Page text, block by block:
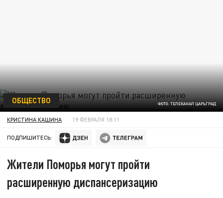
ФОТО: ТЕЛЕКАНАЛ ЦАРЬГРАД
ОБЩЕСТВО
КРИСТИНА КАШИНА 19 ФЕВРАЛЯ 18:11
ПОДПИШИТЕСЬ:
Жители Поморья могут пройти
расширенную диспансеризацию